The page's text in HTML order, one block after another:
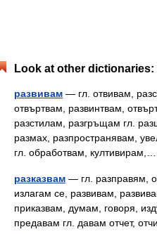
Look at other dictionaries:
развивам — гл. отвивам,
отвъртвам, развинтвам,
разстилам, разгръщам гл.
размах, разпространявам,
гл. обработвам,
разказвам — гл. разправям,
излагам се, развивам,
приказвам, думам, говоря,
предавам гл. давам отчет,